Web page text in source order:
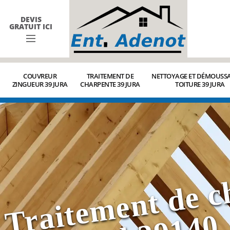
DEVIS
GRATUIT ICI
COUVREUR
ZINGUEUR 39 JURA
TRAITEMENT DE
CHARPENTE 39 JURA
NETTOYAGE ET
TOITURE 39 JURA